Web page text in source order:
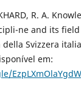
R. A.
ne and its
Svizzera
em: